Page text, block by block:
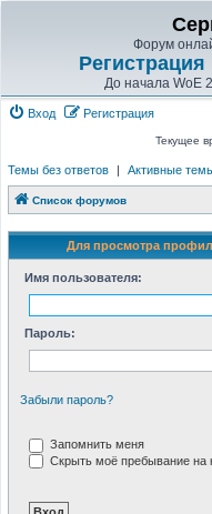
Форум
Регистрация
До начала WoE
Вход Регистрация
Текущее
Темы без ответов | Активные
Список форумов
Для просмотра
Имя пользователя:
Пароль:
Забыли пароль?
Запомнить меня
Скрыть моё пребывание на